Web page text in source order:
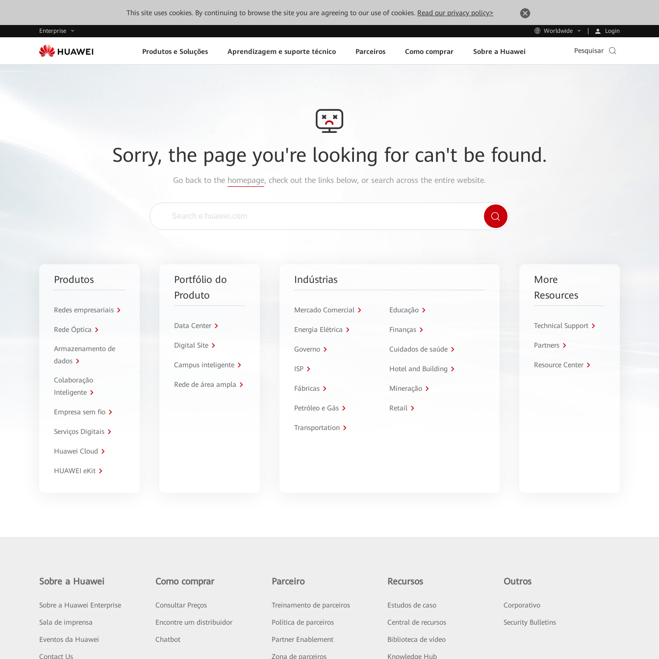
This site uses cookies. By continuing to browse the site you are agreeing to our use of cookies. Read our privacy policy>
Enterprise Worldwide Login
Produtos e Soluções Aprendizagem e suporte técnico Parceiros Como comprar Sobre a Huawei Pesquisar
Sorry, the page you're looking for can't be found.
Go back to the homepage, check out the links below, or search across the entire website.
Produtos
Redes empresariais
Rede Óptica
Armazenamento de
dados
Colaboração
Inteligente
Empresa sem fio
Serviços Digitais
Huawei Cloud
HUAWEI eKit
Portfólio do
Produto
Data Center
Digital Site
Campus inteligente
Rede de área ampla
Indústrias
Mercado Comercial Educação
Energia Elétrica Finanças
Governo Cuidados de saúde
ISP Hotel and Building
Fábricas Mineração
Petróleo e Gás Retail
Transportation
More
Resources
Technical Support
Partners
Resource Center
Sobre a Huawei
Sobre a Huawei Enterprise
Sala de imprensa
Eventos da Huawei
Contact Us
Como comprar
Consultar Preços
Encontre um distribuidor
Chatbot
Parceiro
Treinamento de parceiros
Política de parceiros
Partner Enablement
Zona de parceiros
Recursos
Estudos de caso
Central de recursos
Biblioteca de vídeo
Knowledge Hub
Outros
Corporativo
Security Bulletins